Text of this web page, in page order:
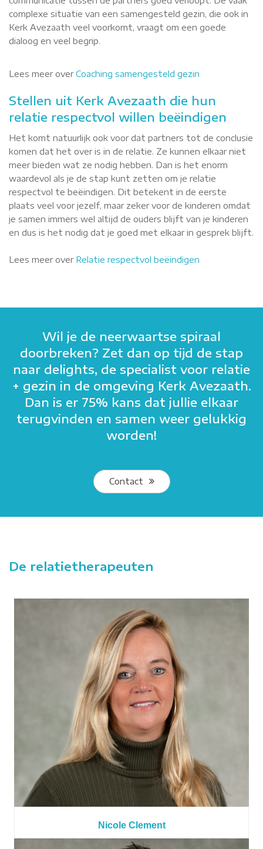
complexe situatie van een samengesteld gezin, die ook in
Kerk Avezaath veel voorkomt, vraagt om een goede
dialoog en veel begrip.
Lees meer overCoaching samengesteld gezin
Stellen uit Kerk Avezaath die hun
relatie respectvol willen beëindigen
Het komt natuurlijk ook voor dat partners tot de conclusie
komen dat het over is in de relatie. Ze kunnen elkaar niet
meer bieden wat ze nodig hebben. Dan is het enorm
waardevol als je de stap kunt zetten om je relatie
respectvol te beëindigen. Dit betekent in de eerste
plaats veel voor jezelf, maar zeker voor de kinderen omdat
je samen immers wel altijd de ouders blijft van je kinderen
en dus is het nodig dat je goed met elkaar in gesprek blijft.
Lees meer over Relatie respectvol beëindigen
Wil je de neerwaartse spiraal
doorbreken? Zet dan op tijd de stap
naar delights, de specialist voor relatie
+ gezin in de omgeving Kerk Avezaath.
Dan is er 75% kans dat jullie elkaar
terugvinden en samen weer gelukkig
worden!
Contact
De relatietherapeuten
Nicole Clement